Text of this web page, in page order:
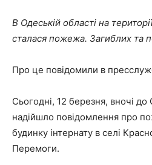
В Одеській області на
сталася пожежа. Загиблих та
Про це повідомили в
Сьогодні, 12 березня, вночі
надійшло повідомлення про
будинку інтернату в селі
Перемоги.